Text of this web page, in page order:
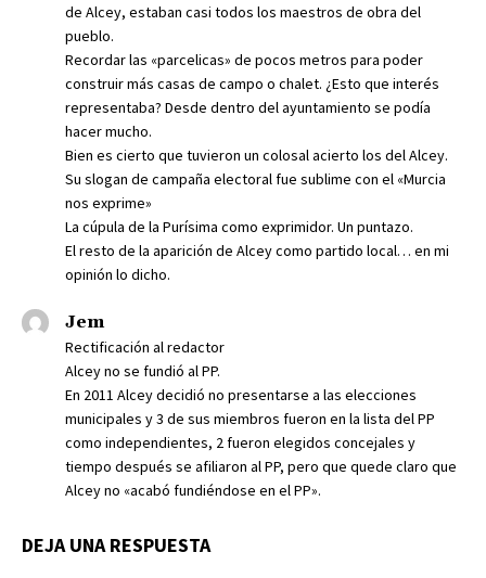
de Alcey, estaban casi todos los maestros de obra del
pueblo.
Recordar las «parcelicas» de pocos metros para poder
construir más casas de campo o chalet. ¿Esto que interés
representaba? Desde dentro del ayuntamiento se podía
hacer mucho.
Bien es cierto que tuvieron un colosal acierto los del Alcey.
Su slogan de campaña electoral fue sublime con el «Murcia
nos exprime»
La cúpula de la Purísima como exprimidor. Un puntazo.
El resto de la aparición de Alcey como partido local… en mi
opinión lo dicho.
Jem
Rectificación al redactor
Alcey no se fundió al PP.
En 2011 Alcey decidió no presentarse a las elecciones
municipales y 3 de sus miembros fueron en la lista del PP
como independientes, 2 fueron elegidos concejales y
tiempo después se afiliaron al PP, pero que quede claro que
Alcey no «acabó fundiéndose en el PP».
DEJA UNA RESPUESTA